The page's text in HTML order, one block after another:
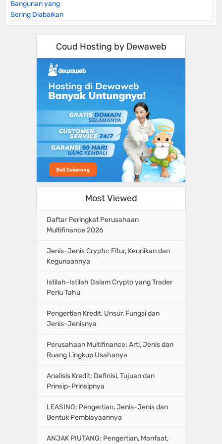
Coud Hosting by Dewaweb
Most Viewed
Daftar Peringkat Perusahaan
Multifinance 2026
Jenis-Jenis Crypto: Fitur, Keunikan dan
Kegunaannya
Istilah-Istilah Dalam Crypto yang Trader
Perlu Tahu
Pengertian Kredit, Unsur, Fungsi dan
Jenis-Jenisnya
Perusahaan Multifinance: Arti, Jenis dan
Ruang Lingkup Usahanya
Analisis Kredit: Definisi, Tujuan dan
Prinsip-Prinsipnya
LEASING: Pengertian, Jenis-Jenis dan
Bentuk Pembiayaannya
ANJAK PIUTANG: Pengertian, Manfaat,